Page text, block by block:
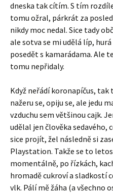
dneska tak cítím. S tím
tomu ožral, párkrát za
nikdy moc nedal. Sice tady
ale sotva se mi udělá líp,
posedět s kamarádama. Ale
tomu nepřidaly.
Když neřádí koronapíčus, tak
nažeru se, opiju se, ale jedu
vzduchu sem většinou cajk.
udělal jen člověka sedavého,
sice projít, žel následně si
Playstation. Takže se to
momentálně, po řízkách,
hromadě cukroví a sladkostí
vlk. Pálí mě žáha (a všechno